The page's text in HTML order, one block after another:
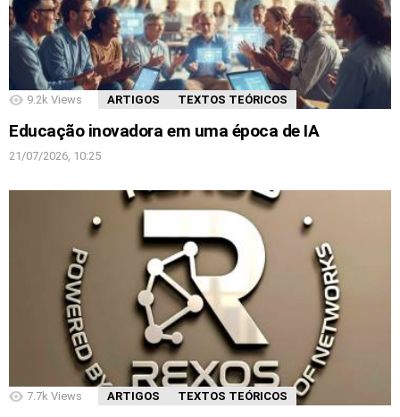
9.2k Views ARTIGOS TEXTOS TEÓRICOS
Educação inovadora em uma época de IA
21/07/2026, 10:25
7.7k Views ARTIGOS TEXTOS TEÓRICOS